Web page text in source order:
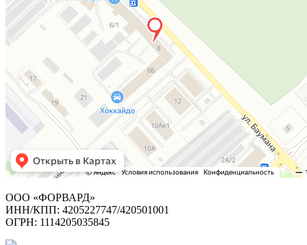
ООО «ФОРВАРД»
ИНН/КПП: 4205227747/420501001
ОГРН: 1114205035845